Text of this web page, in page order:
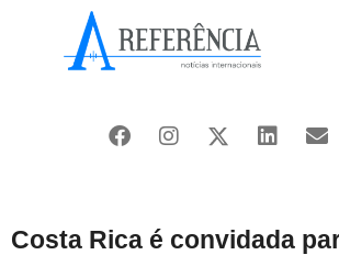
Costa Rica é convidada